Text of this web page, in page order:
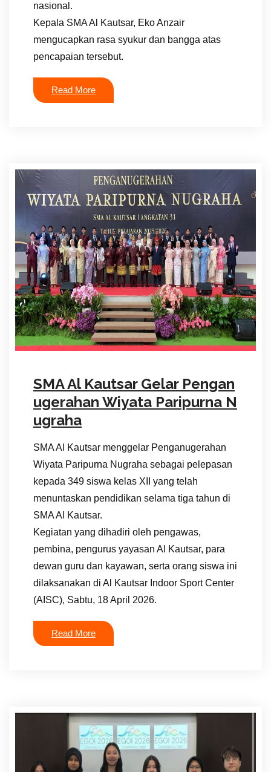
nasional.
Kepala SMA Al Kautsar, Eko Anzair
mengucapkan rasa syukur dan bangga atas
pencapaian tersebut.
Read More
SMA Al Kautsar Gelar Pengan
ugerahan Wiyata Paripurna N
ugraha
SMA Al Kautsar menggelar Penganugerahan
Wiyata Paripurna Nugraha sebagai pelepasan
kepada 349 siswa kelas XII yang telah
menuntaskan pendidikan selama tiga tahun di
SMA Al Kautsar.
Kegiatan yang dihadiri oleh pengawas,
pembina, pengurus yayasan Al Kautsar, para
dewan guru dan kayawan, serta orang siswa ini
dilaksanakan di Al Kautsar Indoor Sport Center
(AISC), Sabtu, 18 April 2026.
Read More